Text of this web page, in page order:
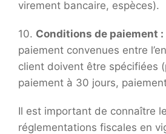
virement bancaire, espèces).
10. Conditions de paiement :
paiement convenues entre
client doivent être spécifiées
paiement à 30 jours,
Il est important de connaître
réglementations fiscales en